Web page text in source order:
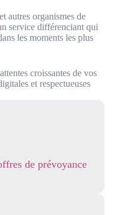
de prévoyance
autres organismes de
service différenciant qui
les moments les plus
croissantes de vos
et respectueuses